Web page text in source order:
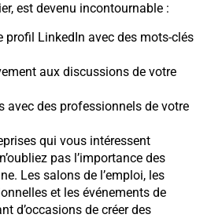
est devenu incontournable :
profil LinkedIn avec des mots-clés
aux discussions de votre
avec des professionnels de votre
qui vous intéressent
pas l’importance des
Les salons de l’emploi, les
et les événements de
d’occasions de créer des